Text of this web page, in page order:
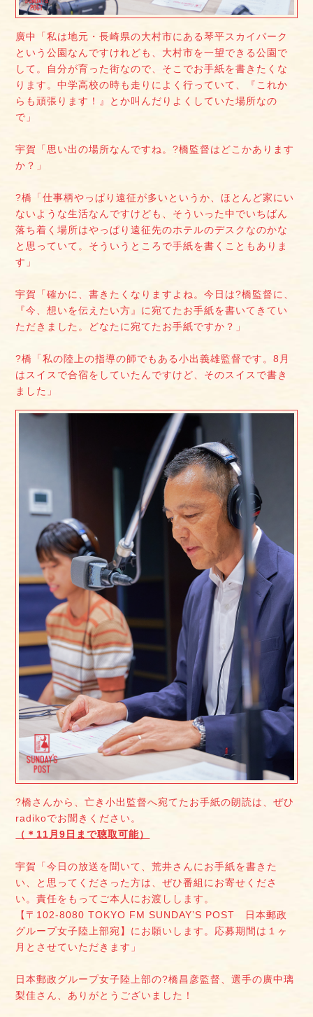
廣中「私は地元・長崎県の大村市にある琴平スカイパーク
という公園なんですけれども、大村市を一望できる公園で
して。自分が育った街なので、そこでお手紙を書きたくな
ります。中学高校の時も走りによく行っていて、『これか
らも頑張ります！』とか叫んだりよくしていた場所なの
で」
宇賀「思い出の場所なんですね。?橋監督はどこかあります
か？」
?橋「仕事柄やっぱり遠征が多いというか、ほとんど家にい
ないような生活なんですけども、そういった中でいちばん
落ち着く場所はやっぱり遠征先のホテルのデスクなのかな
と思っていて。そういうところで手紙を書くこともありま
す」
宇賀「確かに、書きたくなりますよね。今日は?橋監督に、
『今、想いを伝えたい方』に宛てたお手紙を書いてきてい
ただきました。どなたに宛てたお手紙ですか？」
?橋「私の陸上の指導の師でもある小出義雄監督です。8月
はスイスで合宿をしていたんですけど、そのスイスで書き
ました」
?橋さんから、亡き小出監督へ宛てたお手紙の朗読は、ぜひ
radikoでお聞きください。
（＊11月9日まで聴取可能）
宇賀「今日の放送を聞いて、荒井さんにお手紙を書きた
い、と思ってくださった方は、ぜひ番組にお寄せくださ
い。責任をもってご本人にお渡しします。
【〒102-8080 TOKYO FM SUNDAY’S POST 日本郵政
グループ女子陸上部宛】にお願いします。応募期間は１ヶ
月とさせていただきます」
日本郵政グループ女子陸上部の?橋昌彦監督、選手の廣中璃
梨佳さん、ありがとうございました！